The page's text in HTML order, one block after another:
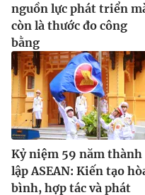
THỜI BÁO VTV
Theo dõi báo trên
Cơ quan chủ quản:Đài
Cơ quan báo chí:Thời báo
Giấy phép hoạt động báo in
cấp ngày 29/12/2023
nguồn lực phát triển
còn là thước đo công
bằng
Kỷ niệm 59 năm thành
lập ASEAN: Kiến tạo
bình, hợp tác và phát